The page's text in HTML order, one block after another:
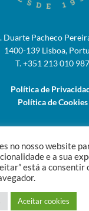
Duarte Pacheco
1400-139 Lisboa,
T. +351 213 010 987
Política de
Política de Cookies
no nosso website
e a sua
está a consentir
Aceitar cookies